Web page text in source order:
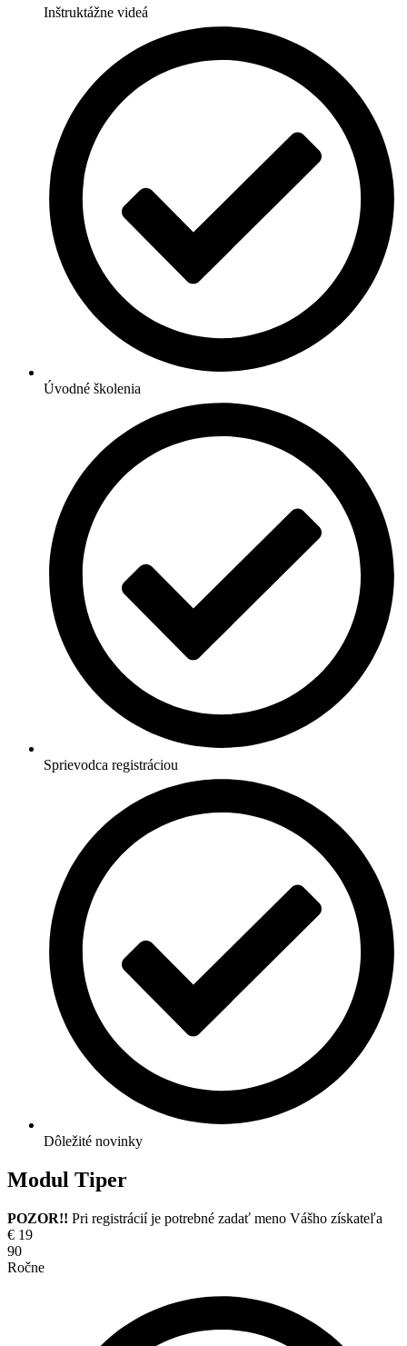
Inštruktážne videá
Úvodné školenia
Sprievodca registráciou
Dôležité novinky
Modul Tiper
POZOR!! Pri registrácií je potrebné zadať meno Vášho získateľa
€ 19
90
Ročne